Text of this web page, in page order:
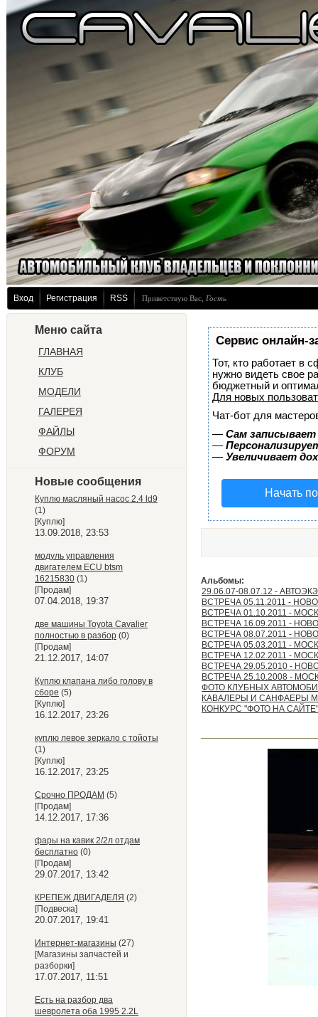
Вход Регистрация RSS Приветствую Вас Гость
Меню сайта
ГЛАВНАЯ
КЛУБ
МОДЕЛИ
ГАЛЕРЕЯ
ФАЙЛЫ
ФОРУМ
Новые сообщения
Куплю масляный насос 2.4 ld9
(1)
[Куплю]
13.09.2018, 23:53
модуль управления
двигателем ECU btsm
16215830 (1)
[Продам]
07.04.2018, 19:37
две машины Toyota Cavalier
полностью в разбор (0)
[Продам]
21.12.2017, 14:07
Куплю клапана либо голову в
сборе (5)
[Куплю]
16.12.2017, 23:26
куплю левое зеркало с тойоты
(1)
[Куплю]
16.12.2017, 23:25
Срочно ПРОДАМ (5)
[Продам]
14.12.2017, 17:36
фары на кавик 2/2л отдам
бесплатно (0)
[Продам]
29.07.2017, 13:42
КРЕПЕЖ ДВИГАДЕЛЯ (2)
[Подвеска]
20.07.2017, 19:41
Интернет-магазины (27)
[Магазины запчастей и
разборки]
17.07.2017, 11:51
Есть на разбор два
шевролета оба 1995 2.2L
Сервис онлайн-
Тот, кто работает в
нужно видеть свое
бюджетный и
Для новых
Чат-бот для
— Сам
—
— Увеличивает
Начать
Альбомы:
29.06.07-08.07.12 -
ВСТРЕЧА 05.11.2011 -
ВСТРЕЧА 01.10.2011 -
ВСТРЕЧА 16.09.2011 -
ВСТРЕЧА 08.07.2011 -
ВСТРЕЧА 05.03.2011 -
ВСТРЕЧА 12.02.2011 -
ВСТРЕЧА 29.05.2010 -
ВСТРЕЧА 25.10.2008 -
ФОТО КЛУБНЫХ
КАВАЛЕРЫ И САНФАЕРЫ
КОНКУРС "ФОТО НА